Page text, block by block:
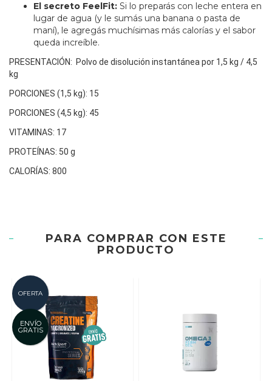
El secreto FeelFit: Si lo preparás con leche entera en
lugar de agua (y le sumás una banana o pasta de
maní), le agregás muchísimas más calorías y el sabor
queda increíble.
PRESENTACIÓN: Polvo de disolución instantánea por 1,5 kg / 4,5
kg
PORCIONES (1,5 kg): 15
PORCIONES (4,5 kg): 45
VITAMINAS: 17
PROTEÍNAS: 50 g
CALORÍAS: 800
PARA COMPRAR CON ESTE
PRODUCTO
OFERTA
ENVÍO
GRATIS